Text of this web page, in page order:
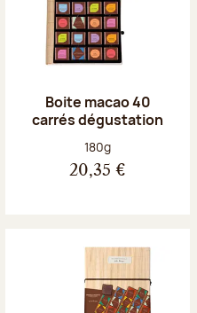
Boite macao 40
carrés dégustation
Poids net :
180g
20,35 €